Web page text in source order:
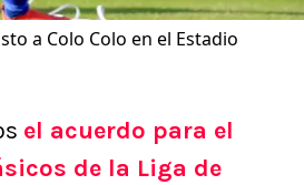
a Colo Colo en el Estadio
el acuerdo para el
de la Liga de